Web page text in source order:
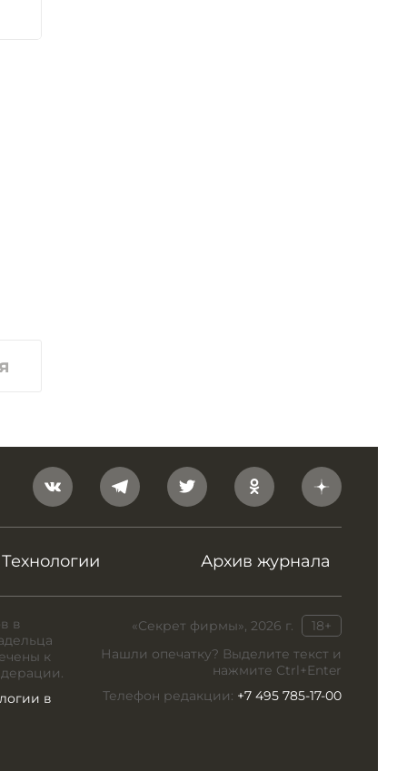
Технологии Архив журнала
«Секрет фирмы», 2026 г.
18+
Нашли опечатку? Выделите текст и
нажмите Ctrl+Enter
Телефон редакции: +7 495 785-17-00
в
к
в